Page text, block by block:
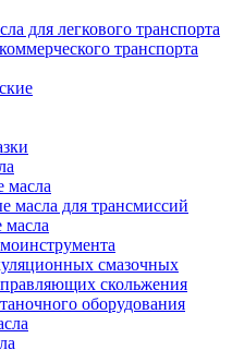
для легкового транспорта
транспорта
масла
масла для трансмиссий
смазочных
скольжения
оборудования